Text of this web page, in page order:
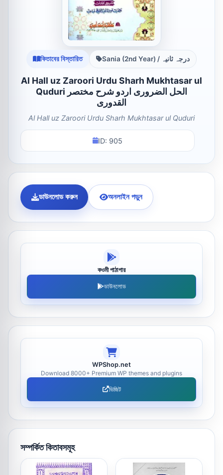
কিতাবের বিস্তারিত Sania (2nd Year) / درجہ ثانیہ
Al Hall uz Zaroori Urdu Sharh Mukhtasar ul
Quduri الحل الضروری اردو شرح مختصر
القدوری
Al Hall uz Zaroori Urdu Sharh Mukhtasar ul Quduri
ID: 905
ডাউনলোড করুন অনলাইন পড়ুন
কওমী পাঠাগার
ডাউনলোড
WPShop.net
Download 8000+ Premium WP themes and plugins
ভিজিট
সম্পর্কিত কিতাবসমূহ